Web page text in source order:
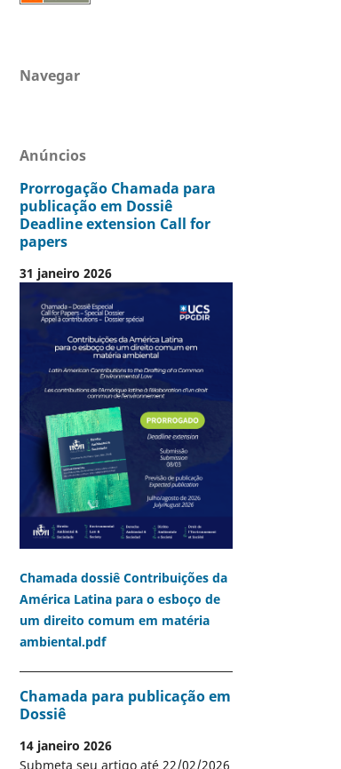
Navegar
Anúncios
Prorrogação Chamada para
publicação em Dossiê
Deadline extension Call for
papers
31 janeiro 2026
Chamada dossiê Contribuições da
América Latina para o esboço de
um direito comum em matéria
ambiental.pdf
Chamada para publicação em
Dossiê
14 janeiro 2026
Submeta seu artigo até 22/02/2026